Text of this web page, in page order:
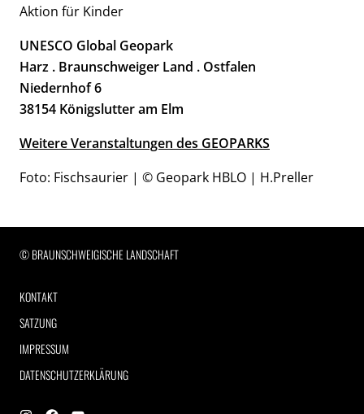
Aktion für Kinder
UNESCO Global Geopark
Harz . Braunschweiger Land . Ostfalen
Niedernhof 6
38154 Königslutter am Elm
Weitere Veranstaltungen des GEOPARKS
Foto: Fischsaurier | © Geopark HBLO | H.Preller
RECHTLICHE INFORMATIONEN
© BRAUNSCHWEIGISCHE LANDSCHAFT
KONTAKT
SATZUNG
IMPRESSUM
DATENSCHUTZERKLÄRUNG